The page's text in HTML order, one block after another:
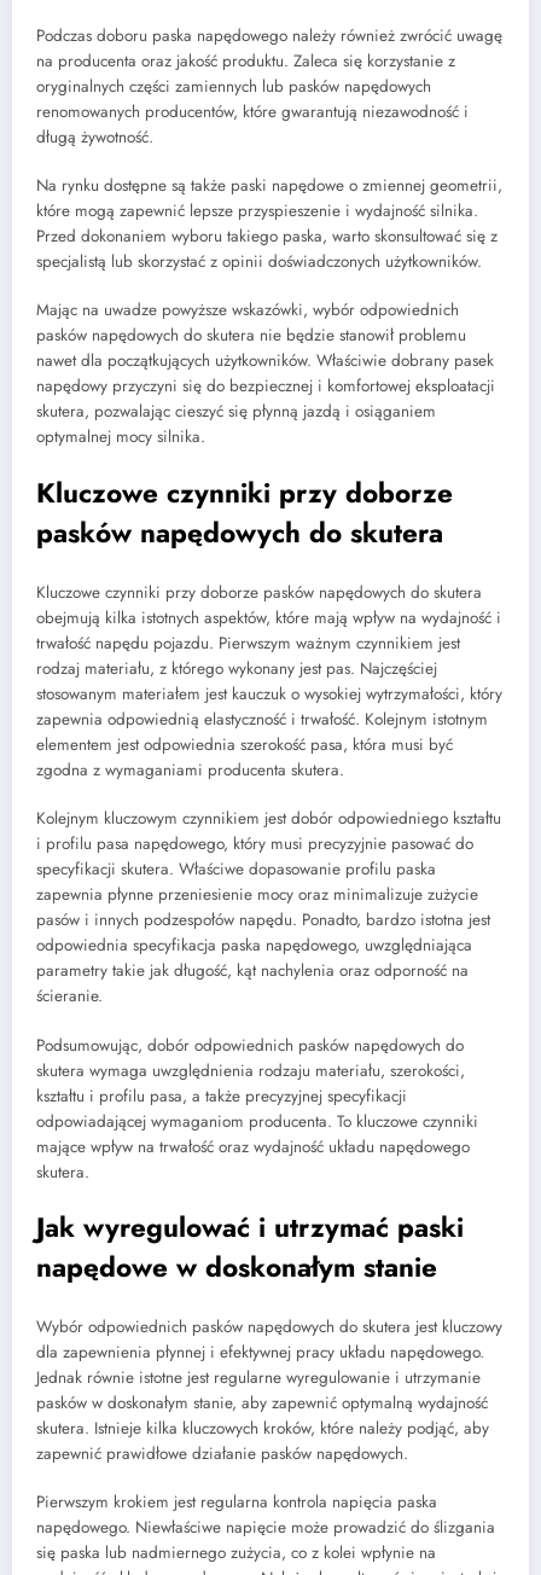
Podczas doboru paska napędowego należy również zwrócić uwagę
na producenta oraz jakość produktu. Zaleca się korzystanie z
oryginalnych części zamiennych lub pasków napędowych
renomowanych producentów, które gwarantują niezawodność i
długą żywotność.
Na rynku dostępne są także paski napędowe o zmiennej geometrii,
które mogą zapewnić lepsze przyspieszenie i wydajność silnika.
Przed dokonaniem wyboru takiego paska, warto skonsultować się z
specjalistą lub skorzystać z opinii doświadczonych użytkowników.
Mając na uwadze powyższe wskazówki, wybór odpowiednich
pasków napędowych do skutera nie będzie stanowił problemu
nawet dla początkujących użytkowników. Właściwie dobrany pasek
napędowy przyczyni się do bezpiecznej i komfortowej eksploatacji
skutera, pozwalając cieszyć się płynną jazdą i osiąganiem
optymalnej mocy silnika.
Kluczowe czynniki przy doborze
pasków napędowych do skutera
Kluczowe czynniki przy doborze pasków napędowych do skutera
obejmują kilka istotnych aspektów, które mają wpływ na wydajność i
trwałość napędu pojazdu. Pierwszym ważnym czynnikiem jest
rodzaj materiału, z którego wykonany jest pas. Najczęściej
stosowanym materiałem jest kauczuk o wysokiej wytrzymałości, który
zapewnia odpowiednią elastyczność i trwałość. Kolejnym istotnym
elementem jest odpowiednia szerokość pasa, która musi być
zgodna z wymaganiami producenta skutera.
Kolejnym kluczowym czynnikiem jest dobór odpowiedniego kształtu
i profilu pasa napędowego, który musi precyzyjnie pasować do
specyfikacji skutera. Właściwe dopasowanie profilu paska
zapewnia płynne przeniesienie mocy oraz minimalizuje zużycie
pasów i innych podzespołów napędu. Ponadto, bardzo istotna jest
odpowiednia specyfikacja paska napędowego, uwzględniająca
parametry takie jak długość, kąt nachylenia oraz odporność na
ścieranie.
Podsumowując, dobór odpowiednich pasków napędowych do
skutera wymaga uwzględnienia rodzaju materiału, szerokości,
kształtu i profilu pasa, a także precyzyjnej specyfikacji
odpowiadającej wymaganiom producenta. To kluczowe czynniki
mające wpływ na trwałość oraz wydajność układu napędowego
skutera.
Jak wyregulować i utrzymać paski
napędowe w doskonałym stanie
Wybór odpowiednich pasków napędowych do skutera jest kluczowy
dla zapewnienia płynnej i efektywnej pracy układu napędowego.
Jednak równie istotne jest regularne wyregulowanie i utrzymanie
pasków w doskonałym stanie, aby zapewnić optymalną wydajność
skutera. Istnieje kilka kluczowych kroków, które należy podjąć, aby
zapewnić prawidłowe działanie pasków napędowych.
Pierwszym krokiem jest regularna kontrola napięcia paska
napędowego. Niewłaściwe napięcie może prowadzić do ślizgania
się paska lub nadmiernego zużycia, co z kolei wpłynie na